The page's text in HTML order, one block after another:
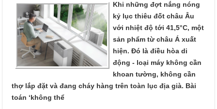
Khi những đợt nắng nóng
kỷ lục thiêu đốt châu Âu
với nhiệt độ tới 41,5°C, một
sản phẩm từ châu Á xuất
hiện. Đó là điều hòa di
động - loại máy không cần
khoan tường, không cần
thợ lắp đặt và đang cháy hàng trên toàn lục địa già. Bài
toán ‘không thể